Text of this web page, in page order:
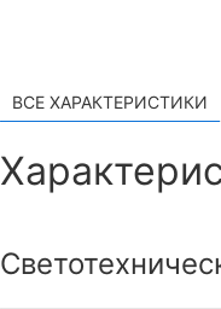
ВСЕ ХАРАКТЕРИСТИКИ